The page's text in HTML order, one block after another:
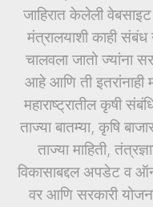
जाहिरात केलेली वेबसाइट
मंत्रालयाशी काही संबंध
चालवला जातो ज्यांना
आहे आणि ती इतरांनाही
महाराष्ट्रातील कृषी
ताज्या बातम्या, कृषि
ताज्या माहिती,
विकासाबद्दल अपडेट व
वर आणि सरकारी